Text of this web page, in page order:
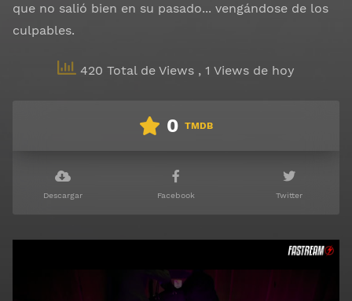
que no salió bien en su pasado... vengándose de los
culpables.
420 Total de Views , 1 Views de hoy
0 TMDB
Descargar Facebook Twitter